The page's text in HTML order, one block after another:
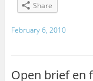
Share
February 6, 2010
Open brief en